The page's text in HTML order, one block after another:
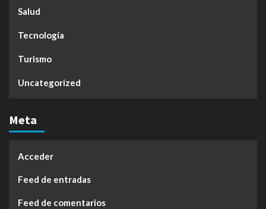
Salud
Tecnología
Turismo
Uncategorized
Meta
Acceder
Feed de entradas
Feed de comentarios